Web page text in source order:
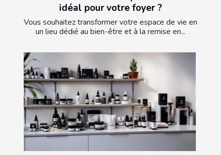
idéal pour votre foyer ?
Vous souhaitez transformer votre espace de vie en
un lieu dédié au bien-être et à la remise en...